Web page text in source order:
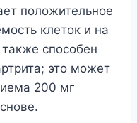
положительное
клеток и на
способен
это может
200 мг